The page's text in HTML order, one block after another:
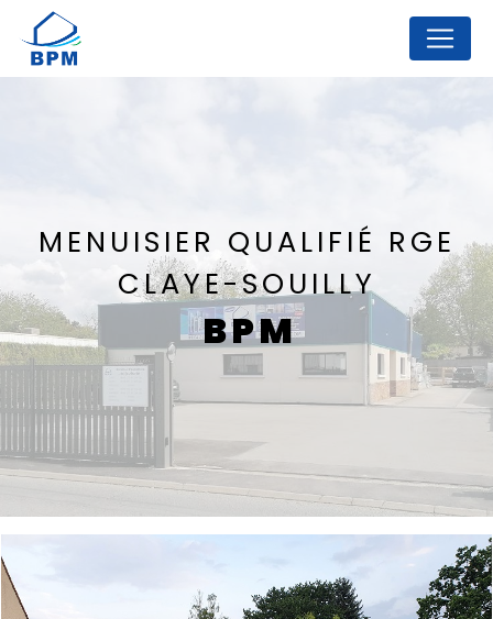
MENUISIER QUALIFIÉ RGE
CLAYE-SOUILLY
BPM
Panneau de gestion des cookies